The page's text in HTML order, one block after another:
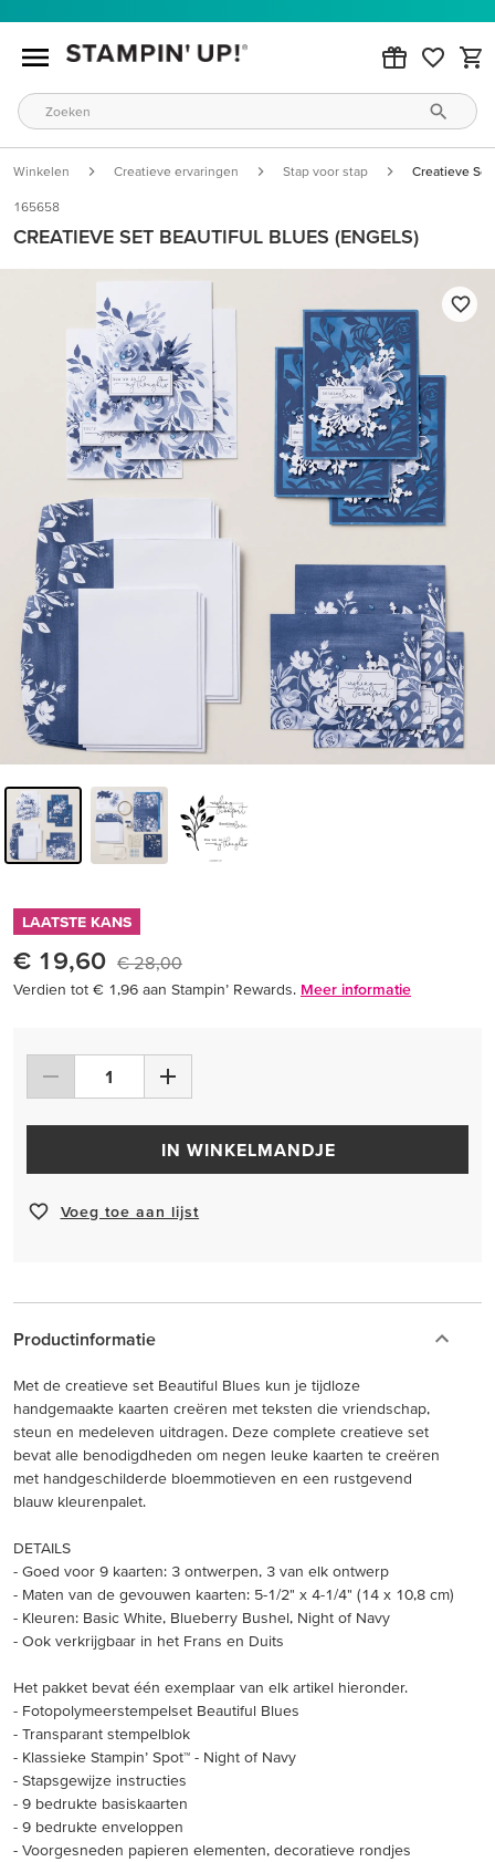
Winkelen Creatieve ervaringen Stap voor stap Creatieve
165658
CREATIEVE SET BEAUTIFUL BLUES (ENGELS)
LAATSTE KANS
€ 19,60 € 28,00
Verdien tot € 1,96 aan Stampin’ Rewards. Meer informatie
IN WINKELMANDJE
Voeg toe aan lijst
Productinformatie
Met de creatieve set Beautiful Blues kun je tijdloze
handgemaakte kaarten creëren met teksten die vriendschap,
steun en medeleven uitdragen. Deze complete creatieve set
bevat alle benodigdheden om negen leuke kaarten te creëren
met handgeschilderde bloemmotieven en een rustgevend
blauw kleurenpalet.
DETAILS
- Goed voor 9 kaarten: 3 ontwerpen, 3 van elk ontwerp
- Maten van de gevouwen kaarten: 5-1/2" x 4-1/4" (14 x 10,8 cm)
- Kleuren: Basic White, Blueberry Bushel, Night of Navy
- Ook verkrijgbaar in het Frans en Duits
Het pakket bevat één exemplaar van elk artikel hieronder.
- Fotopolymeerstempelset Beautiful Blues
- Transparant stempelblok
- Klassieke Stampin’ Spot™ - Night of Navy
- Stapsgewijze instructies
- 9 bedrukte basiskaarten
- 9 bedrukte enveloppen
- Voorgesneden papieren elementen, decoratieve rondjes